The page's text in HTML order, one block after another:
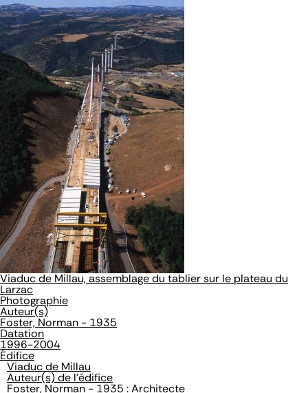
Viaduc de Millau, assemblage du tablier sur le plateau du
Larzac
Photographie
Auteur(s)
Foster, Norman - 1935
Datation
1996-2004
Édifice
Viaduc de Millau
Auteur(s) de l'édifice
Foster, Norman - 1935 : Architecte